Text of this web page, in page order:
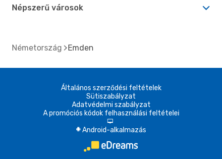
Népszerű városok
Németország Emden
Általános szerződési feltételek
Sütiszabályzat
Adatvédelmi szabályzat
A promóciós kódok felhasználási feltételei
d
A Android-alkalmazás